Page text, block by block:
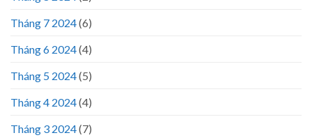
Tháng 7 2024(6)
Tháng 6 2024(4)
Tháng 5 2024(5)
Tháng 4 2024(4)
Tháng 3 2024(7)